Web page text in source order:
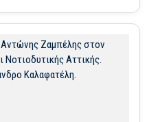
Ζαμπέλης στον
Νοτιοδυτικής Αττικής.
Καλαφατέλη.